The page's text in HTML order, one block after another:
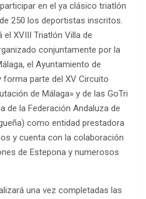
en el ya clásico triatlón
250 los deportistas inscritos.
XVIII Triatlón Villa de
conjuntamente por la
el Ayuntamiento de
forma parte del XV Circuito
de Málaga» y de las GoTri
de la Federación Andaluza de
como entidad prestadora
y cuenta con la colaboración
de Estepona y numerosos
una vez completadas las